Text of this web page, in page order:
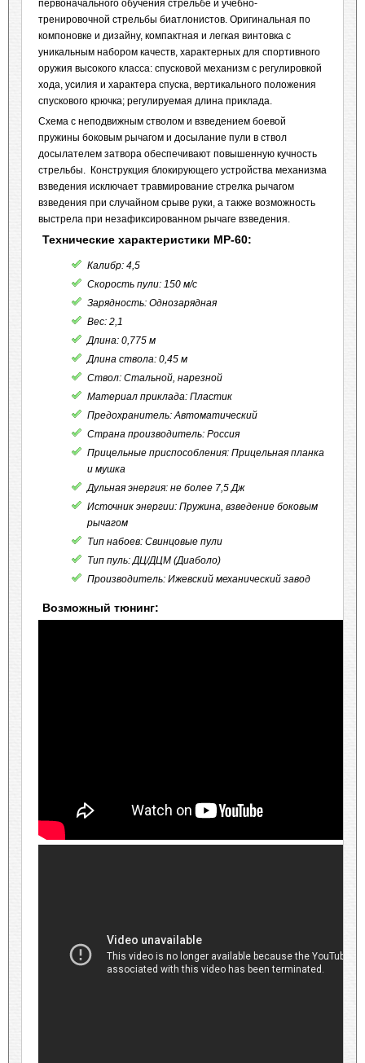
первоначального обучения стрельбе и учебно-
тренировочной стрельбы биатлонистов. Оригинальная по
компоновке и дизайну, компактная и легкая винтовка с
уникальным набором качеств, характерных для спортивного
оружия высокого класса: спусковой механизм с регулировкой
хода, усилия и характера спуска, вертикального положения
спускового крючка; регулируемая длина приклада.
Схема с неподвижным стволом и взведением боевой
пружины боковым рычагом и досылание пули в ствол
досылателем затвора обеспечивают повышенную кучность
стрельбы. Конструкция блокирующего устройства механизма
взведения исключает травмирование стрелка рычагом
взведения при случайном срыве руки, а также возможность
выстрела при незафиксированном рычаге взведения.
Технические характеристики МР-60:
Калибр: 4,5
Cкорость пули: 150 м/с
Зарядность: Однозарядная
Вес: 2,1
Длина: 0,775 м
Длина ствола: 0,45 м
Ствол: Стальной, нарезной
Материал приклада: Пластик
Предохранитель: Автоматический
Страна производитель: Россия
Прицельные приспособления: Прицельная планка
и мушка
Дульная энергия: не более 7,5 Дж
Источник энергии: Пружина, взведение боковым
рычагом
Тип набоев: Свинцовые пули
Тип пуль: ДЦ/ДЦМ (Диаболо)
Производитель: Ижевский механический завод
Возможный тюнинг: